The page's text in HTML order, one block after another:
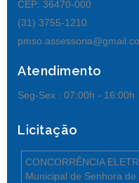
CEP: 36470-000
(31) 3755-1210
Atendimento
Seg-Sex : 07:00h - 16:00h
Licitação
CONCORRÊNCIA
Municipal de Senhora